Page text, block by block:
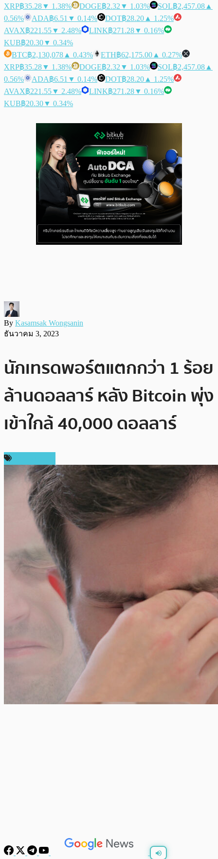
XRP฿35.28▼ 1.38% DOGE฿2.32 ▼ 1.03% SOL฿2,457.08 ▲
0.56%
ADA฿6.51 ▼ 0.14% DOT฿28.20 ▲ 1.25%
AVAX฿221.55▼ 2.48% LINK฿271.28▼ 0.16%
KUB฿20.30▼ 0.34%
BTC฿2,130,078 ▲ 0.43% ETH฿62,175.00 ▲ 0.27%
XRP฿35.28▼ 1.38% DOGE฿2.32 ▼ 1.03% SOL฿2,457.08 ▲
0.56%
ADA฿6.51 ▼ 0.14% DOT฿28.20 ▲ 1.25%
AVAX฿221.55▼ 2.48% LINK฿271.28▼ 0.16%
KUB฿20.30▼ 0.34%
By Kasamsak Wongsanin
ธันวาคม 3, 2023
นักเทรดพอร์ตแตกกว่า 1 ร้อย
ล้านดอลลาร์ หลัง Bitcoin พุ่ง
เข้าใกล้ 40,000 ดอลลาร์